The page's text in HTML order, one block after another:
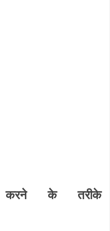
करने के तरीके